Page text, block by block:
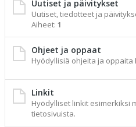
Uutiset ja päivitykset
Uutiset, tiedotteet ja
Aiheet: 1
Ohjeet ja oppaat
Hyödyllisiä ohjeita ja oppaita
Linkit
Hyödylliset linkit esimerkiksi
tietosivuista.